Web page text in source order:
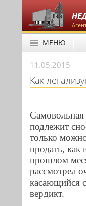
МЕНЮ
11.05.2015
Как
Самовольная
подлежит
только
продать, как
прошлом
рассмотрел
касающийся
вердикт.